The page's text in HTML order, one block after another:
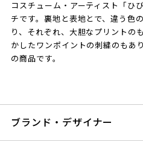
コスチューム・アーティスト「ひ
チです。裏地と表地とで、違う色
り、それぞれ、大胆なプリントの
かしたワンポイントの刺繍のもあ
の商品です。
ブランド・デザイナー